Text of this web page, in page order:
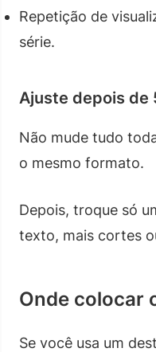
Repetição de
série.
Ajuste depois de
Não mude tudo
o mesmo formato.
Depois, troque só
texto, mais cortes
Onde colocar
Se você usa um